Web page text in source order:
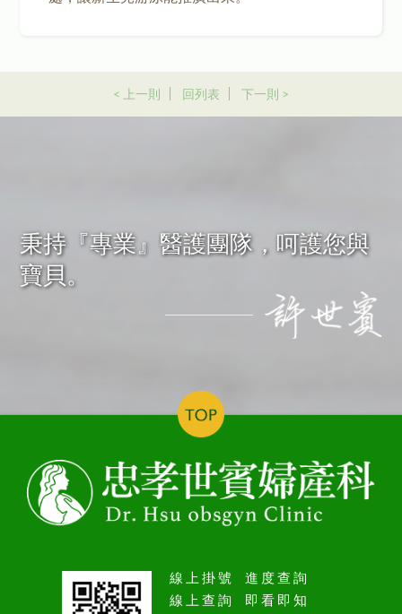
< 上一則 回列表 下一則 >
秉持『專業』醫護團隊，呵護您與
寶貝。
線上掛號 進度查詢
線上查詢 即看即知